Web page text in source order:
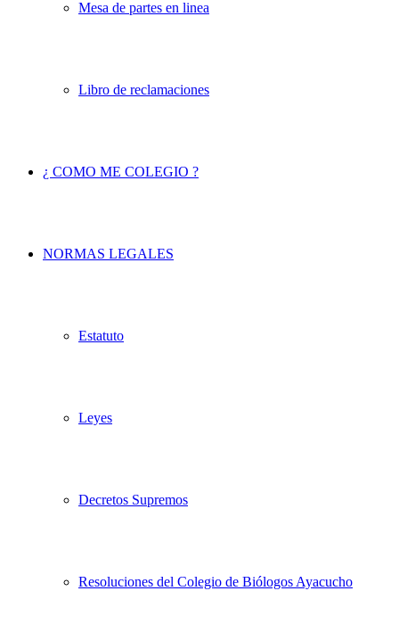
Mesa de partes en linea
Libro de reclamaciones
¿ COMO ME COLEGIO ?
NORMAS LEGALES
Estatuto
Leyes
Decretos Supremos
Resoluciones del Colegio de Biólogos Ayacucho